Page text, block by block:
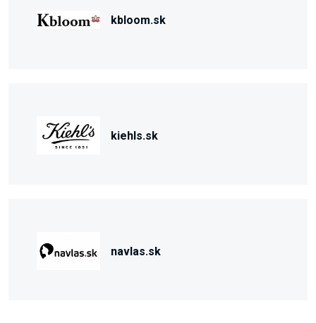
kbloom.sk
kiehls.sk
navlas.sk